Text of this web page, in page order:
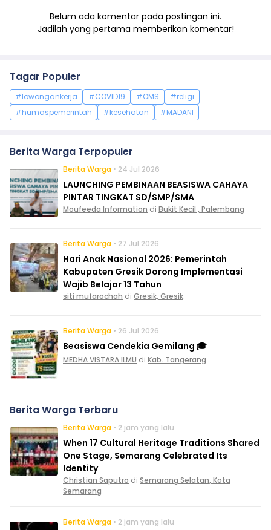
Belum ada komentar pada postingan ini.
Jadilah yang pertama memberikan komentar!
Tagar Populer
#lowongankerja #COVID19 #OMS
#religi
#humaspemerintah
#kesehatan #MADANI
Berita Warga Terpopuler
Berita Warga • 24 Jul 2026
LAUNCHING PEMBINAAN BEASISWA CAHAYA
PINTAR TINGKAT SD/SMP/SMA
Moufeeda Information di Bukit Kecil , Palembang
Berita Warga • 27 Jul 2026
Hari Anak Nasional 2026: Pemerintah
Kabupaten Gresik Dorong Implementasi
Wajib Belajar 13 Tahun
siti mufarochah di Gresik, Gresik
Berita Warga • 26 Jul 2026
Beasiswa Cendekia Gemilang 🎓
MEDHA VISTARA ILMU di Kab. Tangerang
Berita Warga Terbaru
Berita Warga • 2 jam yang lalu
When 17 Cultural Heritage Traditions Shared
One Stage, Semarang Celebrated Its
Identity
Christian Saputro di Semarang Selatan, Kota
Semarang
Berita Warga • 2 jam yang lalu